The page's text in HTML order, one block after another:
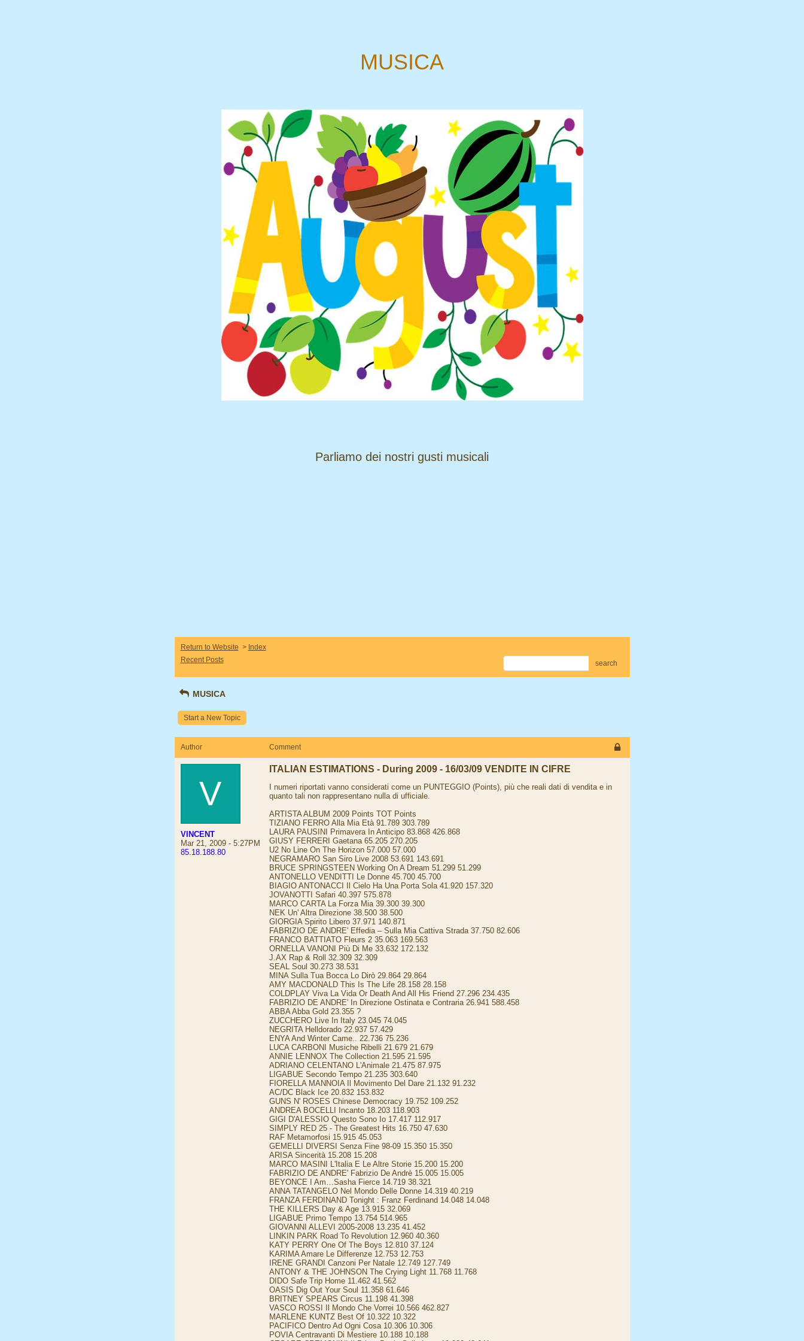
MUSICA
​​​​​​​Parliamo dei nostri gusti musicali
Return to Website > Index
Recent Posts
search
MUSICA
Start a New Topic
Author Comment
V
VINCENT
Mar 21, 2009 - 5:27PM
85.18.188.80
ITALIAN ESTIMATIONS - During 2009 - 16/03/09 VENDITE IN CIFRE
I numeri riportati vanno considerati come un PUNTEGGIO (Points), più che reali dati di vendita e in
quanto tali non rappresentano nulla di ufficiale.
ARTISTA ALBUM 2009 Points TOT Points
TIZIANO FERRO Alla Mia Età 91.789 303.789
LAURA PAUSINI Primavera In Anticipo 83.868 426.868
GIUSY FERRERI Gaetana 65.205 270.205
U2 No Line On The Horizon 57.000 57.000
NEGRAMARO San Siro Live 2008 53.691 143.691
BRUCE SPRINGSTEEN Working On A Dream 51.299 51.299
ANTONELLO VENDITTI Le Donne 45.700 45.700
BIAGIO ANTONACCI Il Cielo Ha Una Porta Sola 41.920 157.320
JOVANOTTI Safari 40.397 575.878
MARCO CARTA La Forza Mia 39.300 39.300
NEK Un' Altra Direzione 38.500 38.500
GIORGIA Spirito Libero 37.971 140.871
FABRIZIO DE ANDRE' Effedia – Sulla Mia Cattiva Strada 37.750 82.606
FRANCO BATTIATO Fleurs 2 35.063 169.563
ORNELLA VANONI Più Di Me 33.632 172.132
J.AX Rap & Roll 32.309 32.309
SEAL Soul 30.273 38.531
MINA Sulla Tua Bocca Lo Dirò 29.864 29.864
AMY MACDONALD This Is The Life 28.158 28.158
COLDPLAY Viva La Vida Or Death And All His Friend 27.296 234.435
FABRIZIO DE ANDRE' In Direzione Ostinata e Contraria 26.941 588.458
ABBA Abba Gold 23.355 ?
ZUCCHERO Live In Italy 23.045 74.045
NEGRITA Helldorado 22.937 57.429
ENYA And Winter Came.. 22.736 75.236
LUCA CARBONI Musiche Ribelli 21.679 21.679
ANNIE LENNOX The Collection 21.595 21.595
ADRIANO CELENTANO L'Animale 21.475 87.975
LIGABUE Secondo Tempo 21.235 303.640
FIORELLA MANNOIA Il Movimento Del Dare 21.132 91.232
AC/DC Black Ice 20.832 153.832
GUNS N' ROSES Chinese Democracy 19.752 109.252
ANDREA BOCELLI Incanto 18.203 118.903
GIGI D'ALESSIO Questo Sono Io 17.417 112.917
SIMPLY RED 25 - The Greatest Hits 16.750 47.630
RAF Metamorfosi 15.915 45.053
GEMELLI DIVERSI Senza Fine 98-09 15.350 15.350
ARISA Sincerità 15.208 15.208
MARCO MASINI L'Italia E Le Altre Storie 15.200 15.200
FABRIZIO DE ANDRE' Fabrizio De Andrè 15.005 15.005
BEYONCE I Am…Sasha Fierce 14.719 38.321
ANNA TATANGELO Nel Mondo Delle Donne 14.319 40.219
FRANZA FERDINAND Tonight : Franz Ferdinand 14.048 14.048
THE KILLERS Day & Age 13.915 32.069
LIGABUE Primo Tempo 13.754 514.965
GIOVANNI ALLEVI 2005-2008 13.235 41.452
LINKIN PARK Road To Revolution 12.960 40.360
KATY PERRY One Of The Boys 12.810 37.124
KARIMA Amare Le Differenze 12.753 12.753
IRENE GRANDI Canzoni Per Natale 12.749 127.749
ANTONY & THE JOHNSON The Crying Light 11.768 11.768
DIDO Safe Trip Home 11.462 41.562
OASIS Dig Out Your Soul 11.358 61.646
BRITNEY SPEARS Circus 11.198 41.398
VASCO ROSSI Il Mondo Che Vorrei 10.566 462.827
MARLENE KUNTZ Best Of 10.322 10.322
PACIFICO Dentro Ad Ogni Cosa 10.306 10.306
POVIA Centravanti Di Mestiere 10.188 10.188